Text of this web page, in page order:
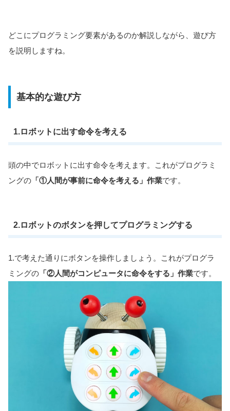
どこにプログラミング要素があるのか解説しながら、遊び方
を説明しますね。
基本的な遊び方
1.ロボットに出す命令を考える
頭の中でロボットに出す命令を考えます。これがプログラミ
ングの 「①人間が事前に命令を考える」作業です。
2.ロボットのボタンを押してプログラミングする
1.で考えた通りにボタンを操作しましょう。これがプログラ
ミングの 「②人間がコンピュータに命令をする」作業です。